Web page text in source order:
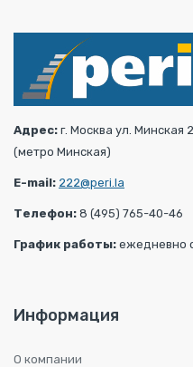
Адрес: г. Москва ул. Минская
(метро Минская)
E-mail: 222@peri.la
Телефон: 8 (495) 765-40-46
График работы: ежедневно
Информация
О компании